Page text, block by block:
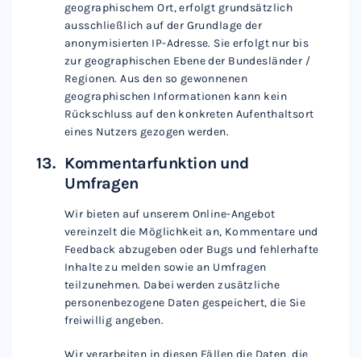
geographischem Ort, erfolgt grundsätzlich
ausschließlich auf der Grundlage der
anonymisierten IP-Adresse. Sie erfolgt nur bis
zur geographischen Ebene der Bundesländer /
Regionen. Aus den so gewonnenen
geographischen Informationen kann kein
Rückschluss auf den konkreten Aufenthaltsort
eines Nutzers gezogen werden.
Kommentarfunktion und
Umfragen
Wir bieten auf unserem Online-Angebot
vereinzelt die Möglichkeit an, Kommentare und
Feedback abzugeben oder Bugs und fehlerhafte
Inhalte zu melden sowie an Umfragen
teilzunehmen. Dabei werden zusätzliche
personenbezogene Daten gespeichert, die Sie
freiwillig angeben.
Wir verarbeiten in diesen Fällen die Daten, die